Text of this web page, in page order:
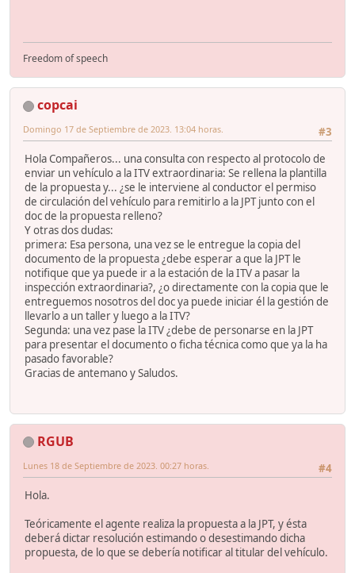
Freedom of speech
copcai
#3
Domingo 17 de Septiembre de 2023. 13:04 horas.
Hola Compañeros... una consulta con respecto al protocolo de
enviar un vehículo a la ITV extraordinaria: Se rellena la plantilla
de la propuesta y... ¿se le interviene al conductor el permiso
de circulación del vehículo para remitirlo a la JPT junto con el
doc de la propuesta relleno?
Y otras dos dudas:
primera: Esa persona, una vez se le entregue la copia del
documento de la propuesta ¿debe esperar a que la JPT le
notifique que ya puede ir a la estación de la ITV a pasar la
inspección extraordinaria?, ¿o directamente con la copia que le
entreguemos nosotros del doc ya puede iniciar él la gestión de
llevarlo a un taller y luego a la ITV?
Segunda: una vez pase la ITV ¿debe de personarse en la JPT
para presentar el documento o ficha técnica como que ya la ha
pasado favorable?
Gracias de antemano y Saludos.
RGUB
#4
Lunes 18 de Septiembre de 2023. 00:27 horas.
Hola.
Teóricamente el agente realiza la propuesta a la JPT, y ésta
deberá dictar resolución estimando o desestimando dicha
propuesta, de lo que se debería notificar al titular del vehículo.